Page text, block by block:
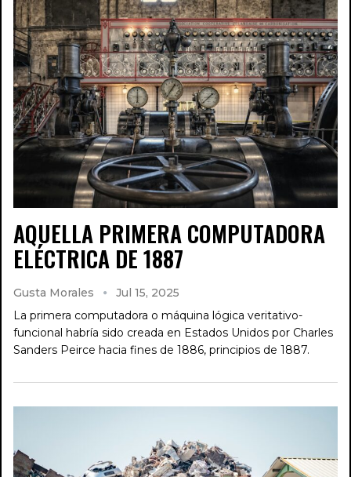
AQUELLA PRIMERA COMPUTADORA
ELÉCTRICA DE 1887
Gusta Morales
Jul 15, 2025
La primera computadora o máquina lógica veritativo-
funcional habría sido creada en Estados Unidos por Charles
Sanders Peirce hacia fines de 1886, principios de 1887.